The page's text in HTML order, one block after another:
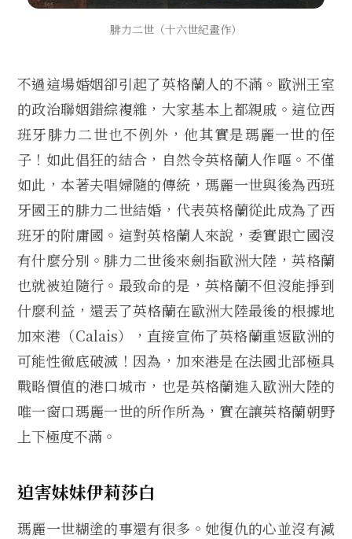
腓力二世（十六世紀畫作）
不過這場婚姻卻引起了英格蘭人的不滿。歐洲王室
的政治聯姻錯綜複雜，大家基本上都親戚。這位西
班牙腓力二世也不例外，他其實是瑪麗一世的侄
子！如此倡狂的結合，自然令英格蘭人作嘔。不僅
如此，本著夫唱婦隨的傳統，瑪麗一世與後為西班
牙國王的腓力二世結婚，代表英格蘭從此成為了西
班牙的附庸國。這對英格蘭人來說，委實跟亡國沒
有什麼分別。腓力二世後來劍指歐洲大陸，英格蘭
也就被迫隨行。最致命的是，英格蘭不但沒能掙到
什麼利益，還丟了英格蘭在歐洲大陸最後的根據地
加來港（Calais），直接宣佈了英格蘭重返歐洲的
可能性徹底破滅！因為，加來港是在法國北部極具
戰略價值的港口城市，也是英格蘭進入歐洲大陸的
唯一窗口瑪麗一世的所作所為，實在讓英格蘭朝野
上下極度不滿。
迫害妹妹伊莉莎白
瑪麗一世糊塗的事還有很多。她復仇的心並沒有減